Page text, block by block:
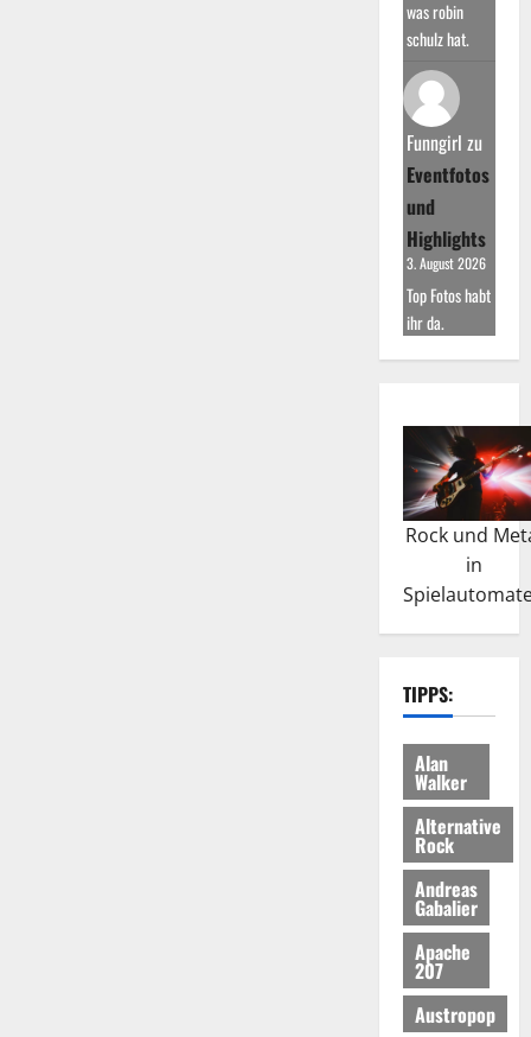
was robin
schulz hat.
Funngirl zu
Eventfotos
und
Highlights
3. August 2026
Top Fotos habt
ihr da.
Rock und
in
TIPPS:
Alan
Walker
Alternative
Rock
Andreas
Gabalier
Apache
207
Austropop